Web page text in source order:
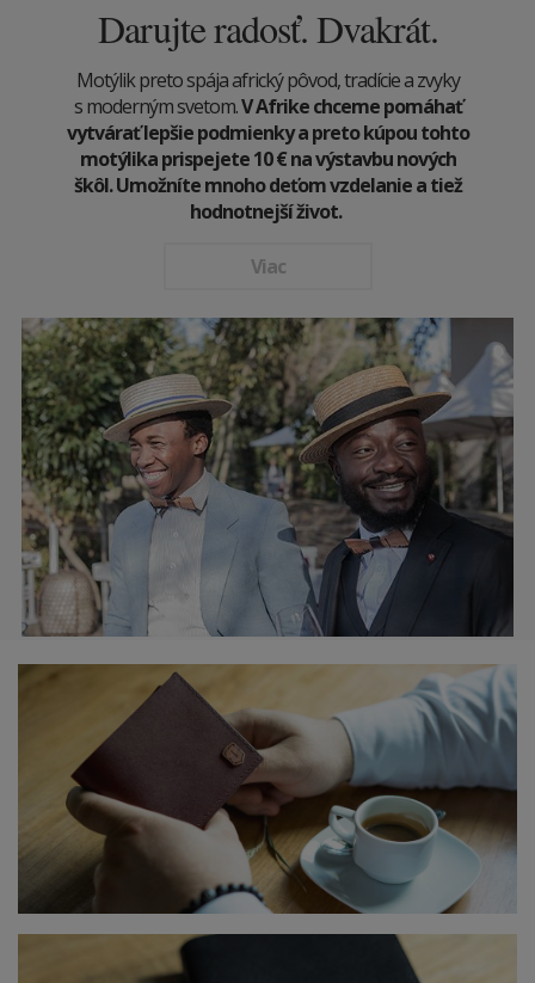
Darujte radosť. Dvakrát.
Motýlik preto spája africký pôvod, tradície a zvyky
s moderným svetom.V Afrike chceme pomáhať
vytvárať lepšie podmienky a preto kúpou tohto
motýlika prispejete 10€na výstavbu nových
škôl. Umožníte mnoho deťom vzdelanie a tiež
hodnotnejší život.
Viac